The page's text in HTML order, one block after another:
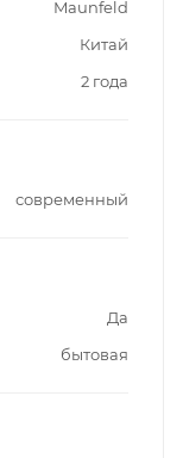
Maunfeld
Китай
2 года
современный
Да
бытовая